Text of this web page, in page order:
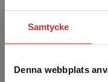
Samtycke
Denna webbplats
Johan Graaf är